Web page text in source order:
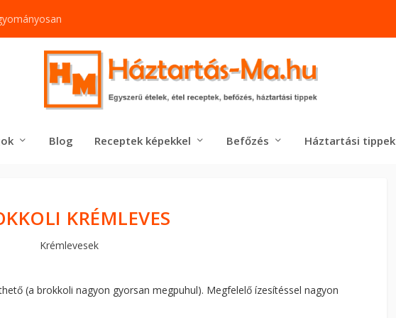
Blog Receptek képekkel Befőzés Háztartási tippek
KRÉMLEVES
Krémlevesek
(a brokkoli nagyon gyorsan megpuhul). Megfelelő ízesítéssel nagyon